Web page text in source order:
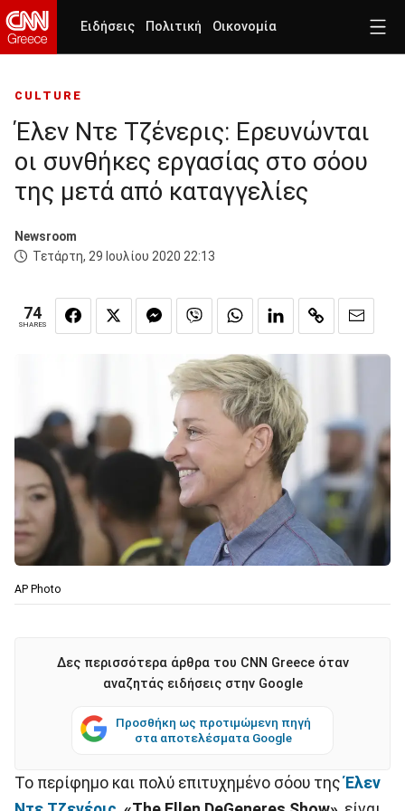
Ειδήσεις Πολιτική Οικονομία
CULTURE
Έλεν Ντε Τζένερις: Ερευνώνται
οι συνθήκες εργασίας στο σόου
της μετά από καταγγελίες
Newsroom
Τετάρτη, 29 Ιουλίου 2020 22:13
74
SHARES
ΑΡ Photo
Δες περισσότερα άρθρα του CNN Greece όταν
αναζητάς ειδήσεις στην Google
Προσθήκη ως προτιμώμενη πηγή
στα αποτελέσματα Google
Το περίφημο και πολύ επιτυχημένο σόου τηςΈλεν